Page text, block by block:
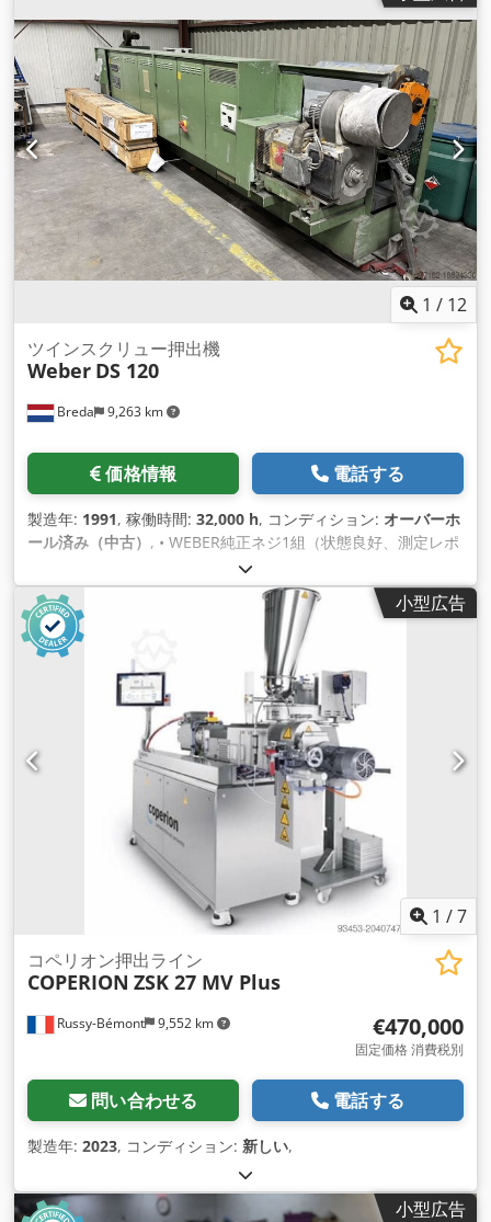
1 / 12
Breda 9,263 km
ツインスクリュー押出機
Weber DS 120
価格情報 電話する
製造年: 1991, 稼働時間: 32,000 h, コンディション: オーバーホ
ール済み（中古） , • WEBER純正ネジ1組（状態良好、測定レポ
ート付き） • 非純正ネジ 1組 • ギアボックスはWEBERによって
検査され、部分的に修正されました • コントロールがWPSコン
トロールにアップグレードされました • PVCの生産量は約
700kg/時 Dodpfx Ajwaxuaelreck
小型広告
1 /7
Russy-Bémont 9,552 km
コペリオン押出ライン
COPERION ZSK 27 MV Plus
€470,000
固定価格 消費税別
問い合わせる 電話する
製造年: 2023, コンディション: 新しい,
小型広告